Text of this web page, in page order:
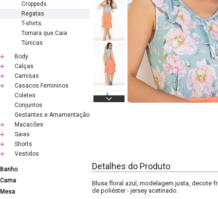
Croppeds
Regatas
T-shirts
Tomara que Caia
Túnicas
Body
Calças
Camisas
Casacos Femininos
Coletes
Conjuntos
Gestantes e Amamentação
Macacões
Saias
Shorts
Vestidos
Banho
Cama
Mesa
Detalhes do Produto
Blusa floral azul, modelagem justa, decote
de poliéster - jersey acetinado.